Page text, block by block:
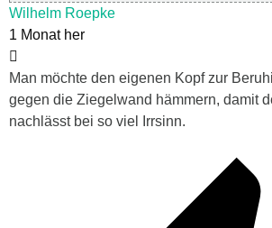
Wilhelm Roepke
1 Monat her
Man möchte den eigenen Kopf zur
gegen die Ziegelwand hämmern, damit
nachlässt bei so viel Irrsinn.